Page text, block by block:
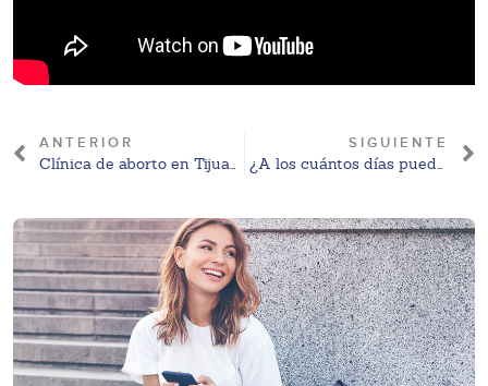
ANTERIOR
Clínica de aborto en Tijuana: Conoce a Fundación MSI
SIGUIENTE
¿A los cuántos días puedo saber si estoy embarazada?